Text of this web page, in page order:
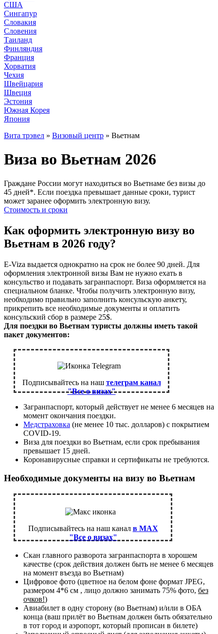
США
Сингапур
Словакия
Словения
Таиланд
Финляндия
Франция
Хорватия
Чехия
Швейцария
Швеция
Эстония
Южная Корея
Япония
Вита трэвел » Визовый центр » Вьетнам
Виза во Вьетнам 2026
Граждане России могут находиться во Вьетнаме без визы до
45 дней*. Если поездка превышает данные сроки, турист
может заранее оформить электронную визу.
Стоимость и сроки
Как оформить электронную визу во
Вьетнам в 2026 году?
E-Viza выдается однократно на срок не более 90 дней. Для
оформления электронной визы Вам не нужно ехать в
консульство и подавать загранпаспорт. Виза оформляется на
специальном бланке. Чтобы получить электронную визу,
необходимо правильно заполнить консульскую анкету,
прикрепить все необходимые документы и оплатить
консульский сбор в размере 25$.
Для поездки во Вьетнам туристы должны иметь такой
пакет документов:
Подписывайтесь на наш телеграм канал
"Все о визах"
Загранпаспорт, который действует не менее 6 месяцев на
момент окончания поездки.
Медстраховка (не менее 10 тыс. долларов) с покрытием
COVID-19.
Виза для поездки во Вьетнам, если срок пребывания
превышает 15 дней.
Коронавирусные справки и сертификаты не требуются.
Необходимые документы на визу во Вьетнам
Подписывайтесь на наш канал в MAX
"Все о визах"
Скан главного разворота загранпаспорта в хорошем
качестве (срок действия должен быть не менее 6 месяцев
на момент въезда во Вьетнам)
Цифровое фото (цветное на белом фоне формат JPEG,
размером 4*6 см , лицо должно занимать 75% фото, без
очков!)
Авиабилет в одну сторону (во Вьетнам) и/или в ОБА
конца (ваш прилёт во Вьетнам должен быть обязательно
в тот город и аэропорт, который прописан в билете)